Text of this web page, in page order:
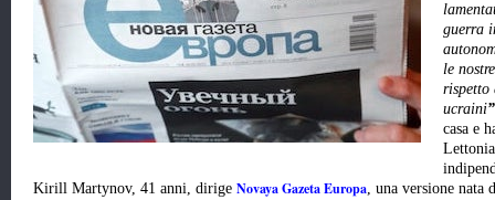
guerra
le
rispetto
ucraini”
casa e
Kirill Martynov, 41 anni, dirige Novaya Gazeta Europa, una versione nata